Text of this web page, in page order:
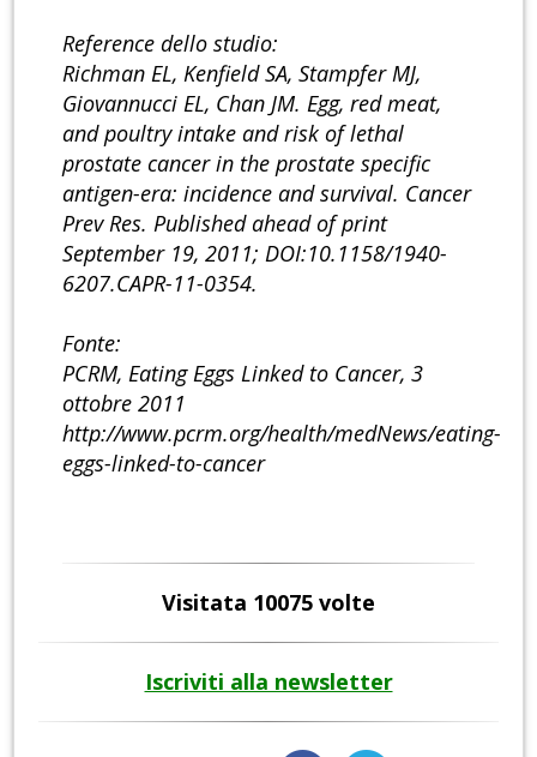
Reference dello studio:
Richman EL, Kenfield SA, Stampfer MJ,
Giovannucci EL, Chan JM. Egg, red meat,
and poultry intake and risk of lethal
prostate cancer in the prostate specific
antigen-era: incidence and survival. Cancer
Prev Res. Published ahead of print
September 19, 2011; DOI:10.1158/1940-
6207.CAPR-11-0354.
Fonte:
PCRM, Eating Eggs Linked to Cancer, 3
ottobre 2011
http://www.pcrm.org/health/medNews/eating-
eggs-linked-to-cancer
Visitata 10075 volte
Iscriviti alla newsletter